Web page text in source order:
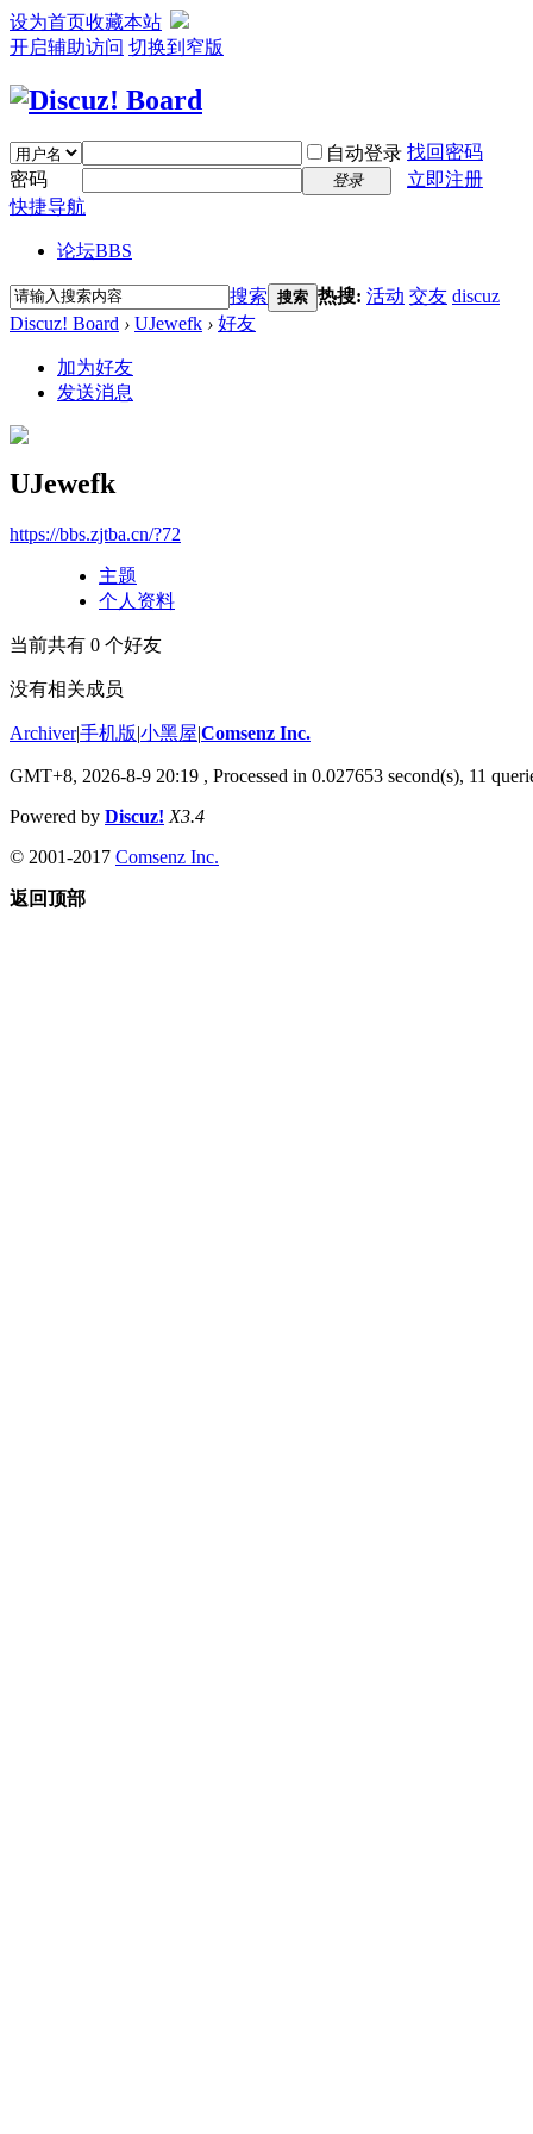
设为首页收藏本站
开启辅助访问 切换到窄版
自动登录 找回密码
密码
登录
立即注册
快捷导航
论坛BBS
搜索 搜索 热搜: 活动 交友 discuz
Discuz! Board › UJewefk › 好友
加为好友
发送消息
UJewefk
https://bbs.zjtba.cn/?72
主题
个人资料
当前共有 0 个好友
没有相关成员
Archiver|手机版|小黑屋|Comsenz Inc.
GMT+8, 2026-8-9 20:19 , Processed in 0.027653 second(s), 11
Powered by Discuz! X3.4
© 2001-2017 Comsenz Inc.
返回顶部